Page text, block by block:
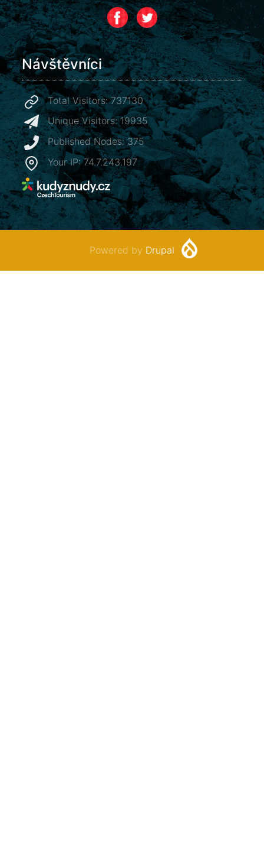
Návštěvníci
Total Visitors: 737130
Unique Visitors: 19935
Published Nodes: 375
Your IP: 74.7.243.197
Powered by Drupal